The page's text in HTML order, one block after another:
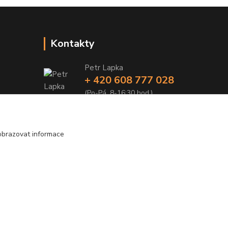
Kontakty
Petr Lapka
+ 420 608 777 028
(Po-Pá, 8-16:30 hod.)
informace